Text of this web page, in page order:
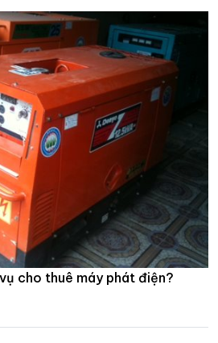
cho thuê máy phát điện?